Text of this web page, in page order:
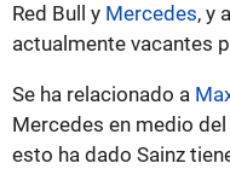
Red Bull y Mercedes, y
actualmente vacantes
Se ha relacionado a
Mercedes en medio
esto ha dado Sainz